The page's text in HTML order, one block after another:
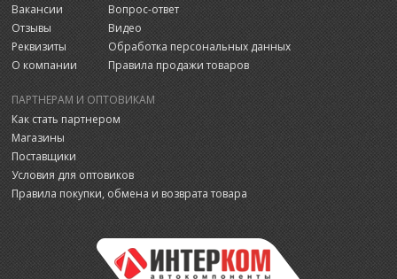
Вакансии
Отзывы
Реквизиты
О компании
Вопрос-ответ
Видео
Обработка персональных данных
Правила продажи товаров
ПАРТНЕРАМ И ОПТОВИКАМ
Как стать партнером
Магазины
Поставщики
Условия для оптовиков
Правила покупки, обмена и возврата товара